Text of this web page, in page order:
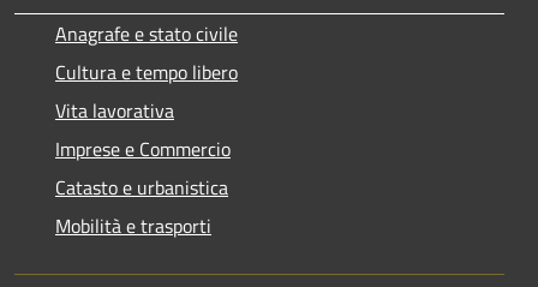
Anagrafe e stato civile
Cultura e tempo libero
Vita lavorativa
Imprese e Commercio
Catasto e urbanistica
Mobilità e trasporti